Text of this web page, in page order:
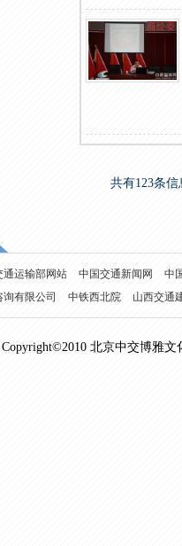
共有123条信
通运输部网站 中国交通新闻网 中
有限公司
中铁西北院 山西交通
Copyright©2010 北京中交博雅